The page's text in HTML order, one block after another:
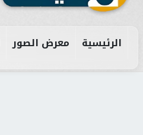
الرئيسية معرض الصور